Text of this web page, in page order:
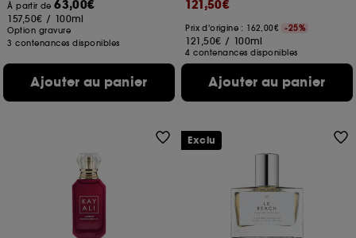
À partir de63,00€
157,50€ / 100ml
Option gravure
3 contenances disponibles
Ajouter au panier
121,50€
Prix d'origine : 162,00€ -25%
121,50€ / 100ml
4 contenances disponibles
Ajouter au panier
Exclu